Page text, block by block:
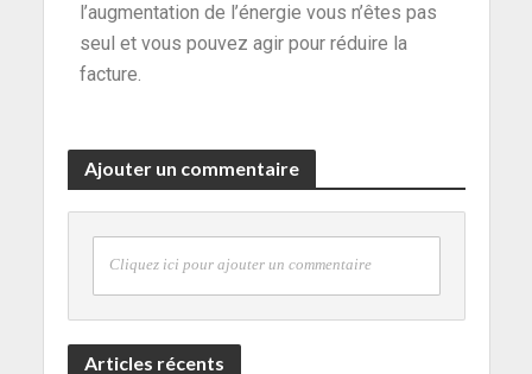
l’augmentation de l’énergie vous n’êtes pas
seul et vous pouvez agir pour réduire la
facture.
Ajouter un commentaire
Cliquez ici pour ajouter un commentaire
Articles récents